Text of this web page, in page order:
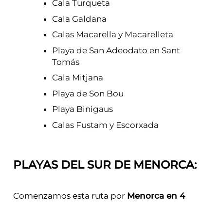
Cala Turqueta
Cala Galdana
Calas Macarella y Macarelleta
Playa de San Adeodato en Sant
Tomás
Cala Mitjana
Playa de Son Bou
Playa Binigaus
Calas Fustam y Escorxada
PLAYAS DEL SUR DE MENORCA:
Comenzamos esta ruta por Menorca en 4